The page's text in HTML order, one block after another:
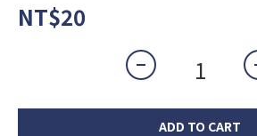
NT$20
ADD TO CART